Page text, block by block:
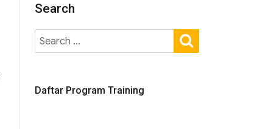
Search
Daftar Program Training